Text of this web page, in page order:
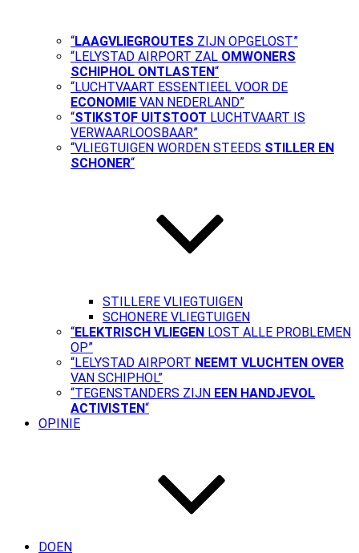
“LAAGVLIEGROUTES ZIJN OPGELOST”
“LELYSTAD AIRPORT ZAL OMWONERS
SCHIPHOL ONTLASTEN“
“LUCHTVAART ESSENTIEEL VOOR DE
ECONOMIE VAN NEDERLAND”
“STIKSTOF UITSTOOT LUCHTVAART IS
VERWAARLOOSBAAR”
“VLIEGTUIGEN WORDEN STEEDS STILLER EN
SCHONER“
STILLERE VLIEGTUIGEN
SCHONERE VLIEGTUIGEN
“ELEKTRISCH VLIEGEN LOST ALLE PROBLEMEN
OP”
“LELYSTAD AIRPORT NEEMT VLUCHTEN OVER
VAN SCHIPHOL”
“TEGENSTANDERS ZIJN EEN HANDJEVOL
ACTIVISTEN“
OPINIE
DOEN